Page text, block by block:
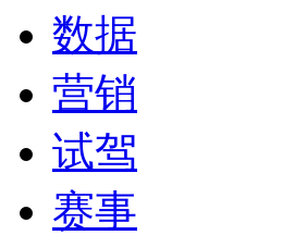
数据
营销
试驾
赛事